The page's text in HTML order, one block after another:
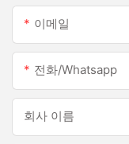
이메일
전화/whatsapp
회사 이름